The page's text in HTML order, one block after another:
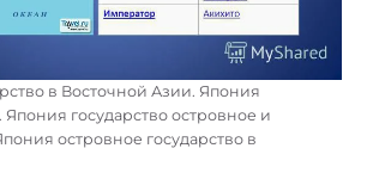
в Восточной Азии. Япония
Япония государство островное и
островное государство в